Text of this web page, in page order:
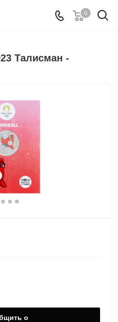
0
Талисман -
о